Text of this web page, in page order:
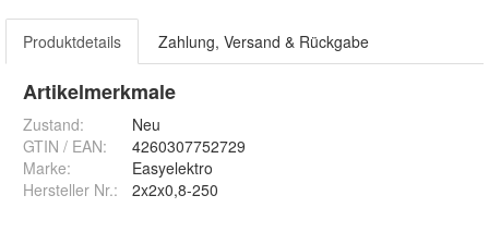
Produktdetails Zahlung, Versand & Rückgabe
Artikelmerkmale
Zustand:
Neu
GTIN / EAN:
4260307752729
Marke:
Easyelektro
Hersteller Nr.:
2x2x0,8-250